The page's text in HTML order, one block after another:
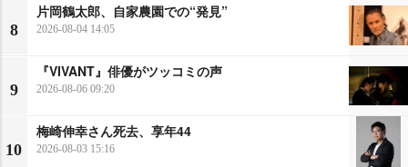
8
片岡鶴太郎、自家農園での“発見”
2026-08-04 14:05
9
『VIVANT』俳優がツッコミの声
2026-08-06 09:20
10
梅崎伸幸さん死去、享年44
2026-08-03 15:16